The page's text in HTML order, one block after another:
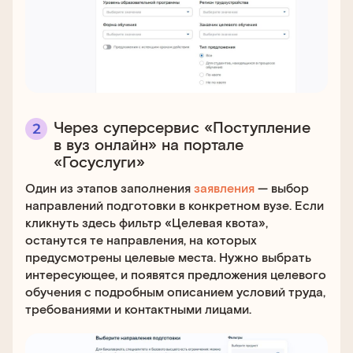
Через суперсервис «Поступление
в вуз онлайн» на портале
«Госуслуги»
Один из этапов заполнения заявления — выбор
направлений подготовки в конкретном вузе. Если
кликнуть здесь фильтр «Целевая квота»,
останутся те направления, на которых
предусмотрены целевые места. Нужно выбрать
интересующее, и появятся предложения целевого
обучения с подробным описанием условий труда,
требованиями и контактными лицами.